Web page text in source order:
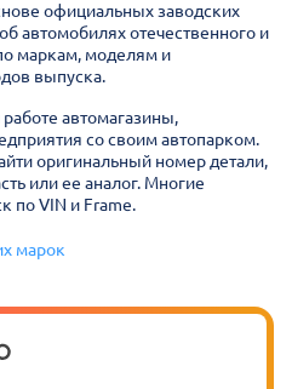
официальных заводских
автомобилях отечественного и
маркам, моделям и
выпуска.
автомагазины,
со своим автопарком.
оригинальный номер детали,
или ее аналог. Многие
по VIN и Frame.
марок